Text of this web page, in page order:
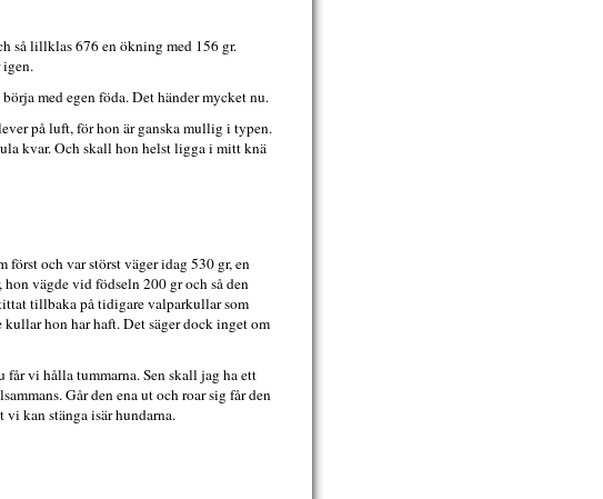
så lillklas 676 en ökning med 156 gr.
igen.
med egen föda. Det händer mycket nu.
på luft, för hon är ganska mullig i typen.
kvar. Och skall hon helst ligga i mitt knä
först och var störst väger idag 530 gr, en
vägde vid födseln 200 gr och så den
tillbaka på tidigare valparkullar som
hon har haft. Det säger dock inget om
får vi hålla tummarna. Sen skall jag ha ett
Går den ena ut och roar sig får den
vi kan stänga isär hundarna.